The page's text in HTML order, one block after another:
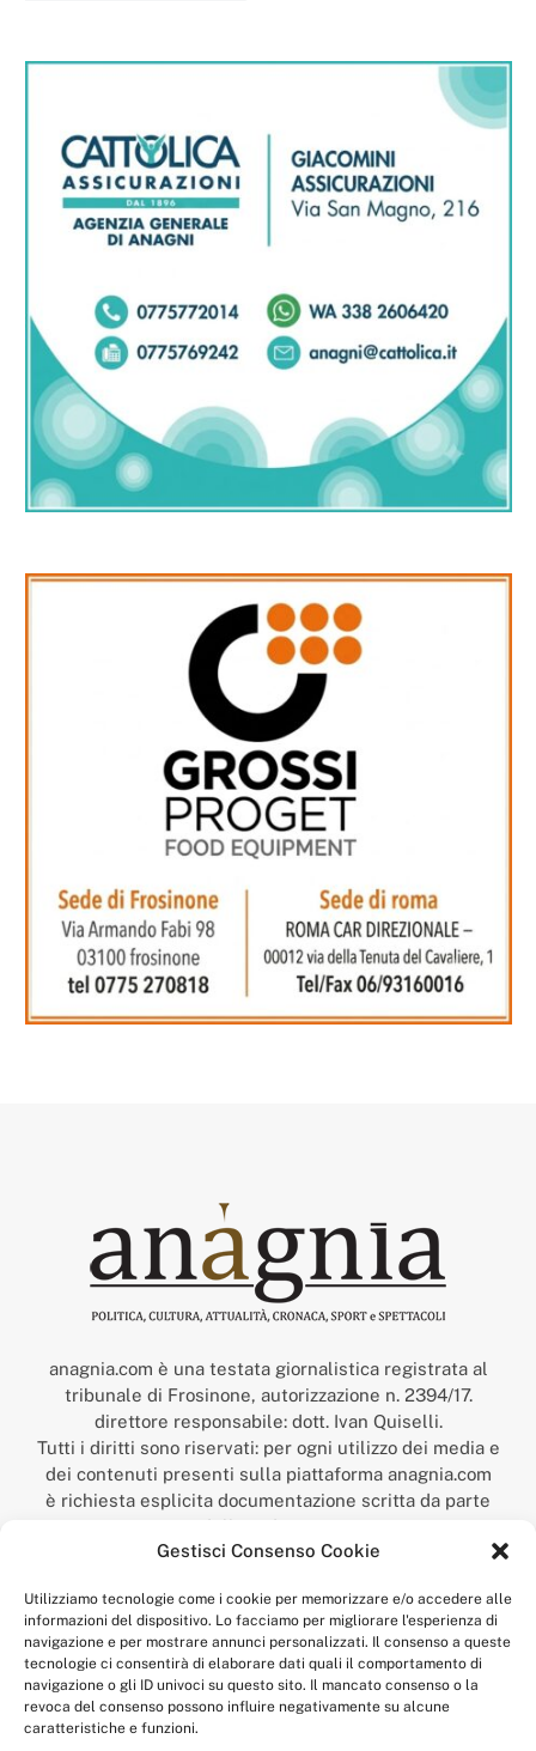
Gestisci Consenso Cookie
Utilizziamo tecnologie come i cookie per memorizzare e/o accedere alle
informazioni del dispositivo. Lo facciamo per migliorare l'esperienza di
navigazione e per mostrare annunci personalizzati. Il consenso a queste
tecnologie ci consentirà di elaborare dati quali il comportamento di
navigazione o gli ID univoci su questo sito. Il mancato consenso o la
revoca del consenso possono influire negativamente su alcune
caratteristiche e funzioni.
anagnia.com è una testata giornalistica registrata al
tribunale di Frosinone, autorizzazione n. 2394/17.
direttore responsabile: dott. Ivan Quiselli.
Tutti i diritti sono riservati: per ogni utilizzo dei media e
dei contenuti presenti sulla piattaforma anagnia.com
è richiesta esplicita documentazione scritta da parte
della redazione.
“Anagnia” è un marchio registrato presso l’Ufficio Italiano
Economico,
num. registrazione: 302017000014044 del 9 febbraio 2017.
Per contatti:redazione@anagnia.com